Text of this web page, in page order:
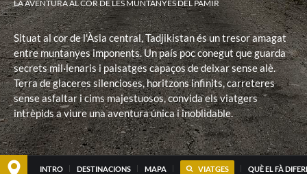
LA AVENTURA AL COR DE LES MUNTANYES DEL PAMIR
Situat al cor de l'Àsia central, Tadjikistan és un tresor amagat
entre muntanyes imponents. Un país poc conegut que guarda
secrets mil·lenaris i paisatges capaços de deixar sense alè.
Terra de glaceres silencioses, horitzons infinits, carreteres
sense asfaltar i cims majestuosos, convida els viatgers
intrèpids a viure una aventura única i inoblidable.
INTRO DESTINACIONS MAPA VIATGES QUÈ EL FÀ